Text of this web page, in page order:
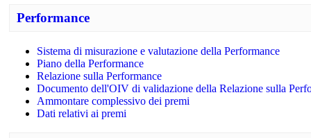
Performance
Sistema di misurazione e valutazione della Performance
Piano della Performance
Relazione sulla Performance
Documento dell'OIV di validazione della Relazione sulla
Ammontare complessivo dei premi
Dati relativi ai premi